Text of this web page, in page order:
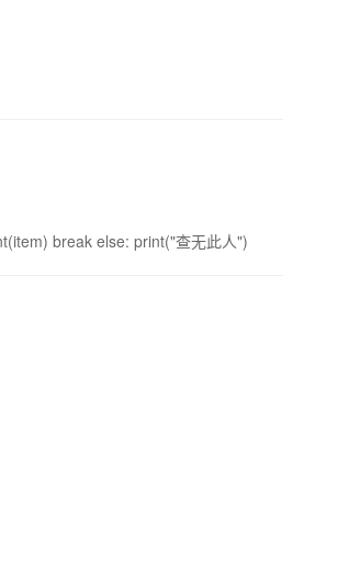
break else: print("查无此人")